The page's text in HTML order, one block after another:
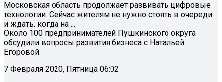
Московская область продолжает развивать цифровые
технологии. Сейчас жителям не нужно стоять в очереди
и ждать, когда на ...
Около 100 предпринимателей Пушкинского округа
обсудили вопросы развития бизнеса с Натальей
Егоровой.
7 Февраля 2020, Пятница 06:02